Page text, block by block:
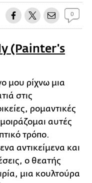
0
(Painter's
μου ρίχνω μια
στις
ρομαντικές
αυτές
τρόπο.
αντικείμενα και
ο θεατής
μια κουλτούρα